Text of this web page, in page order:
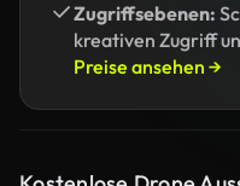
Zugriffsebenen:
kreativen Zugriff
Preise ansehen →